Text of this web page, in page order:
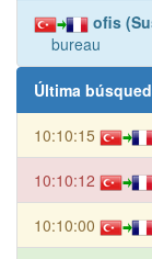
ofis
bureau
Última
10:10:15
10:10:12
10:10:00